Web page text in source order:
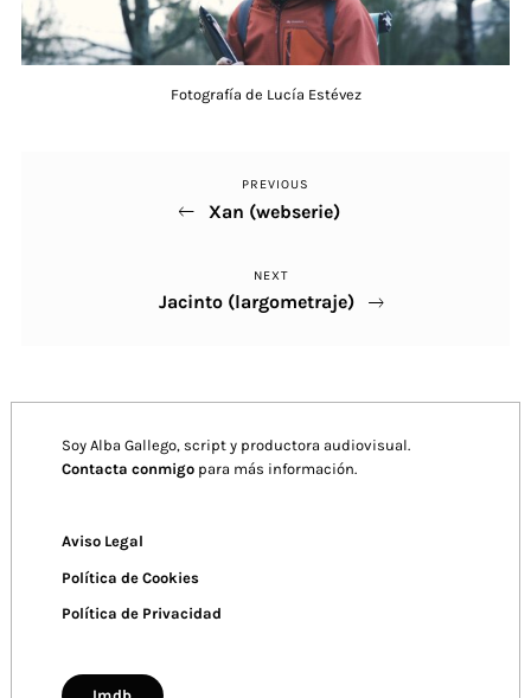
Fotografía de Lucía Estévez
Previous
Post
PREVIOUS
Xan (webserie)
Next
Post
NEXT
Jacinto (largometraje)
Soy Alba Gallego, script y productora audiovisual.
Contacta conmigo para más información.
Aviso Legal
Política de Cookies
Política de Privacidad